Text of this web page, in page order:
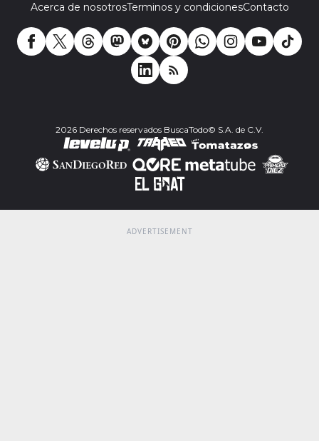
Acerca de nosotrosTerminos y condicionesContacto
2026 Derechos reservados BuscaTodo© S.A. de C.V.